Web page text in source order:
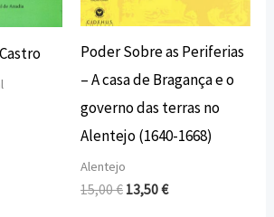
Poder Sobre as Periferias
– A casa de Bragança e o
governo das terras no
Alentejo (1640-1668)
Alentejo
15,00€ 13,50€